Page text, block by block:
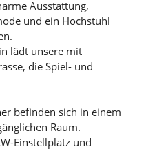
Ausstattung,
und ein Hochstuhl
lädt unsere mit
die Spiel- und
befinden sich in einem
Raum.
Einstellplatz und